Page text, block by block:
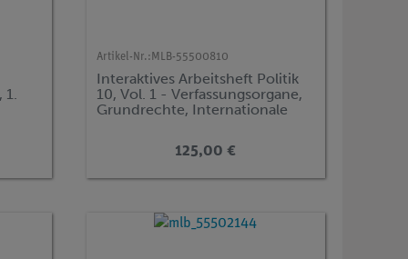
1.
Artikel-Nr.: MLB-55500810
Interaktives Arbeitsheft Politik
10, Vol. 1 - Verfassungsorgane,
Grundrechte, Internationale
125,00 €